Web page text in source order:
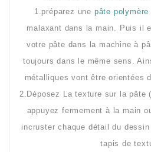
1.préparez une pâte polymère
malaxant dans la main. Puis il
votre pâte dans la machine à
toujours dans le même sens.
métalliques vont être orientées
2.Déposez La texture sur la pâte
appuyez fermement à la main
incruster chaque détail du
tapis de